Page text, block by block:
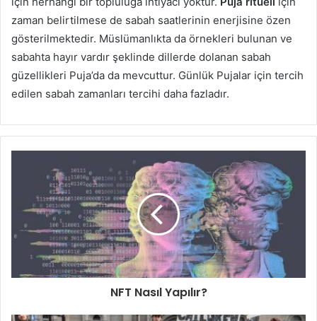
zaman belirtilmese de sabah saatlerinin enerjisine özen
gösterilmektedir. Müslümanlıkta da örnekleri bulunan ve
sabahta hayır vardır şeklinde dillerde dolanan sabah
güzellikleri Puja’da da mevcuttur. Günlük Pujalar için tercih
edilen sabah zamanları tercihi daha fazladır.
NFT Nasıl Yapılır?